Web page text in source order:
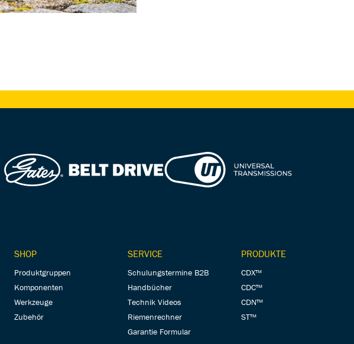
SHOP
Produktgruppen
Komponenten
Werkzeuge
Zubehör
SERVICE
Schulungstermine B2B
Handbücher
Technik Videos
Riemenrechner
Garantie Formular
PRODUKTE
CDX™
CDC™
CDN™
ST™